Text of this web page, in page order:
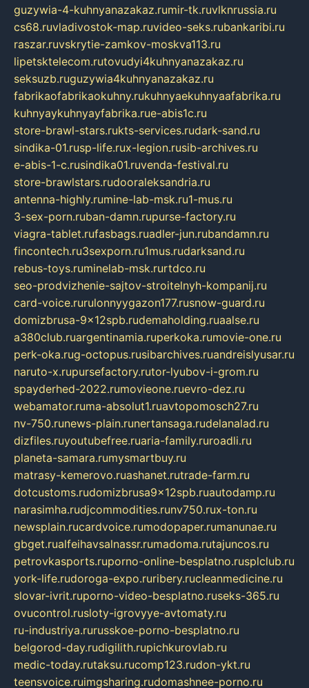
guzywia-4-kuhnyanazakaz.rumir-tk.ruvlknrussia.ru
cs68.ruvladivostok-map.ruvideo-seks.rubankaribi.ru
raszar.ruvskrytie-zamkov-moskva113.ru
lipetsktelecom.rutovudyi4kuhnyanazakaz.ru
seksuzb.ruguzywia4kuhnyanazakaz.ru
fabrikaofabrikaokuhny.rukuhnyaekuhnyaafabrika.ru
kuhnyaykuhnyayfabrika.rue-abis1c.ru
store-brawl-stars.rukts-services.rudark-sand.ru
sindika-01.rusp-life.rux-legion.rusib-archives.ru
e-abis-1-c.rusindika01.ruvenda-festival.ru
store-brawlstars.rudooraleksandria.ru
antenna-highly.rumine-lab-msk.ru1-mus.ru
3-sex-porn.ruban-damn.rupurse-factory.ru
viagra-tablet.rufasbags.ruadler-jun.rubandamn.ru
fincontech.ru3sexporn.ru1mus.rudarksand.ru
rebus-toys.ruminelab-msk.rurtdco.ru
seo-prodvizhenie-sajtov-stroitelnyh-kompanij.ru
card-voice.rurulonnyygazon177.rusnow-guard.ru
domizbrusa-9x12spb.rudemaholding.ruaalse.ru
a380club.ruargentinamia.ruperkoka.rumovie-one.ru
perk-oka.rug-octopus.rusibarchives.ruandreislyusar.ru
naruto-x.rupursefactory.rutor-lyubov-i-grom.ru
spayderhed-2022.rumovieone.ruevro-dez.ru
webamator.ruma-absolut1.ruavtopomosch27.ru
nv-750.runews-plain.runertansaga.rudelanalad.ru
dizfiles.ruyoutubefree.ruaria-family.ruroadli.ru
planeta-samara.rumysmartbuy.ru
matrasy-kemerovo.ruashanet.rutrade-farm.ru
dotcustoms.rudomizbrusa9x12spb.ruautodamp.ru
narasimha.rudjcommodities.runv750.rux-ton.ru
newsplain.rucardvoice.rumodopaper.rumanunae.ru
gbget.rualfeihavsalnassr.rumadoma.rutajuncos.ru
petrovkasports.ruporno-online-besplatno.rusplclub.ru
york-life.rudoroga-expo.ruribery.rucleanmedicine.ru
slovar-ivrit.ruporno-video-besplatno.ruseks-365.ru
ovucontrol.rusloty-igrovyye-avtomaty.ru
ru-industriya.rurusskoe-porno-besplatno.ru
belgorod-day.rudigilith.rupichkurovlab.ru
medic-today.rutaksu.rucomp123.rudon-ykt.ru
teensvoice.ruimgsharing.rudomashnee-porno.ru